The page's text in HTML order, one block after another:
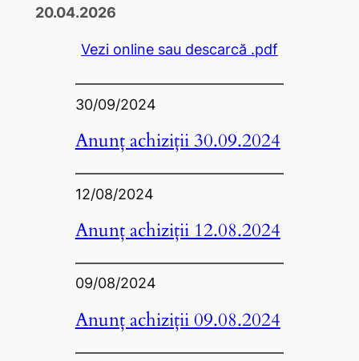
20.04.2026
Vezi online sau descarcă .pdf
30/09/2024
Anunț achiziții 30.09.2024
12/08/2024
Anunț achiziții 12.08.2024
09/08/2024
Anunț achiziții 09.08.2024